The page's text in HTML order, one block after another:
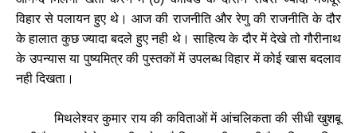
विहार से पलायन हुए थे। आज की राजनीति और रेणु की राजनीति के दौर
के हालात कुछ ज्यादा बदले हुए नही थे। साहित्य के दौर में देखे तो गौरीनाथ
के उपन्यास या पुष्यमित्र की पुस्तकों में उपलब्ध विहार में कोई खास बदलाव
नही दिखता।
मिथलेश्वर कुमार राय की कविताओं में आंचलिकता की सीधी खुशबू